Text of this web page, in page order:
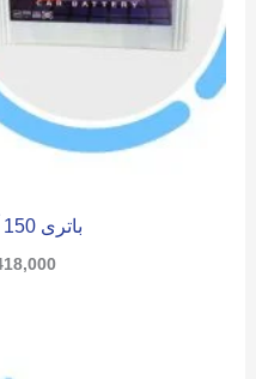
باتری 150 آمپر سولیفان